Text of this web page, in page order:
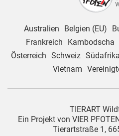
Australien Belgien (EU)
Frankreich
Kambodscha
Österreich Schweiz Südafrika
Vietnam
TIERART
Ein Projekt von VIER
Tierartstraße 1,